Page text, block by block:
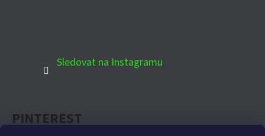
Sledovat na Instagramu
PINTEREST